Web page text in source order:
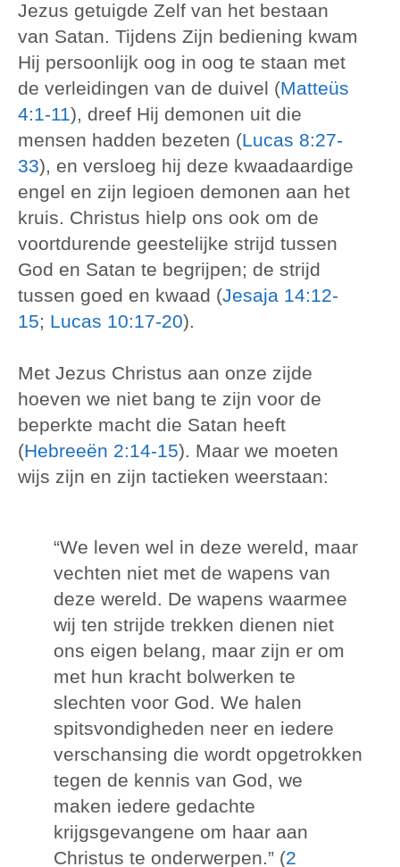
Jezus getuigde Zelf van het bestaan
van Satan. Tijdens Zijn bediening kwam
Hij persoonlijk oog in oog te staan met
de verleidingen van de duivel (Matteüs
4:1-11), dreef Hij demonen uit die
mensen hadden bezeten (Lucas 8:27-
33), en versloeg hij deze kwaadaardige
engel en zijn legioen demonen aan het
kruis. Christus hielp ons ook om de
voortdurende geestelijke strijd tussen
God en Satan te begrijpen; de strijd
tussen goed en kwaad (Jesaja 14:12-
15; Lucas 10:17-20).
Met Jezus Christus aan onze zijde
hoeven we niet bang te zijn voor de
beperkte macht die Satan heeft
(Hebreeën 2:14-15). Maar we moeten
wijs zijn en zijn tactieken weerstaan:
“We leven wel in deze wereld, maar
vechten niet met de wapens van
deze wereld. De wapens waarmee
wij ten strijde trekken dienen niet
ons eigen belang, maar zijn er om
met hun kracht bolwerken te
slechten voor God. We halen
spitsvondigheden neer en iedere
verschansing die wordt opgetrokken
tegen de kennis van God, we
maken iedere gedachte
krijgsgevangene om haar aan
Christus te onderwerpen.” (2